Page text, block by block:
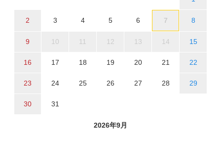
2 3 4 5 6 7 8
9 10 11 12 13 14 15
16 17 18 19 20 21 22
23 24 25 26 27 28 29
30 31
2026年9月